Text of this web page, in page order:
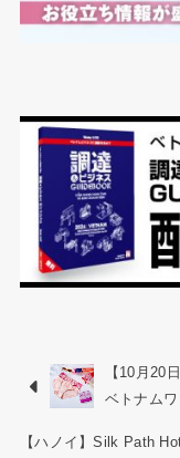
【10月20
ベトナム
【ハノイ】Silk Path